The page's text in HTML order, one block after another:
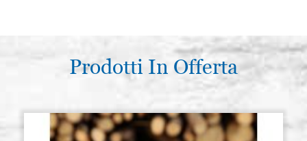
Prodotti In Offerta